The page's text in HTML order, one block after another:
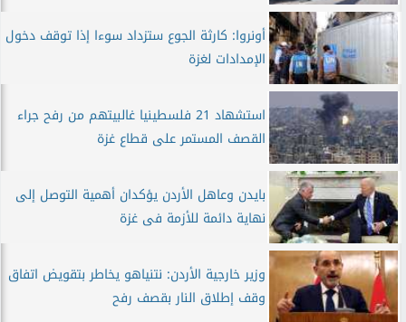
أونروا: كارثة الجوع ستزداد سوءا إذا توقف دخول
الإمدادات لغزة
استشهاد 21 فلسطينيا غالبيتهم من رفح جراء
القصف المستمر على قطاع غزة
بايدن وعاهل الأردن يؤكدان أهمية التوصل إلى
نهاية دائمة للأزمة فى غزة
وزير خارجية الأردن: نتنياهو يخاطر بتقويض اتفاق
وقف إطلاق النار بقصف رفح